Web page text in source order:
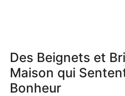
Des Beignets et
Maison qui
Bonheur